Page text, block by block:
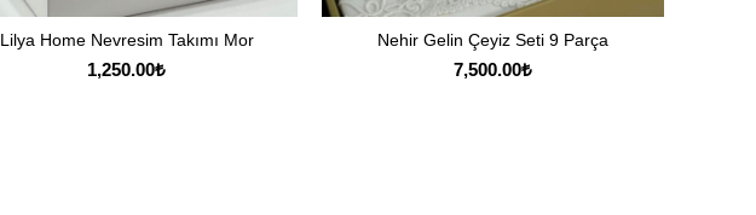
SEPETE EKLE
Lilya Home Nevresim Takımı Mor
1,250.00₺
SEPETE EKLE
Nehir Gelin Çeyiz Seti 9 Parça
7,500.00₺